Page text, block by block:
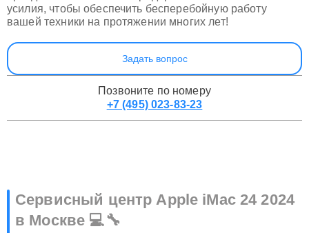
праздников. Мы готовы предпринять все возможные
усилия, чтобы обеспечить бесперебойную работу
Позвоните по номеру
Сервисный центр Apple iMac 24 2024